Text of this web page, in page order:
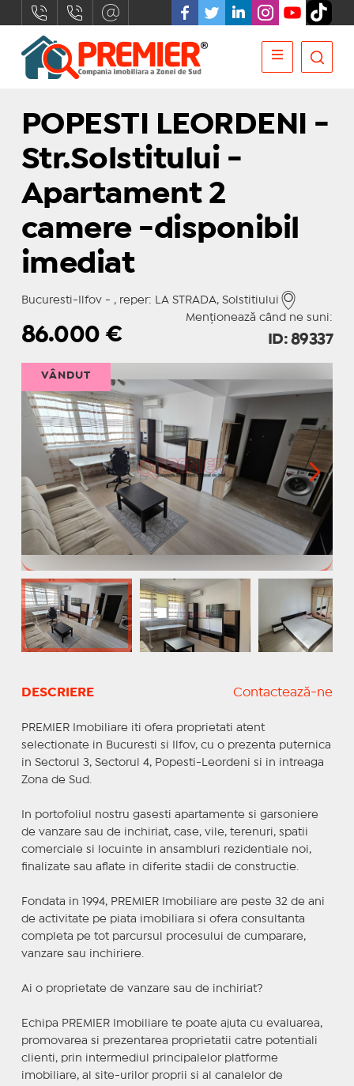
POPESTI LEORDENI -
Str.Solstitului -
Apartament 2
camere -disponibil
imediat
Bucuresti-Ilfov - , reper: LA STRADA, Solstitiului
Menționează când ne suni:
86.000€ ID: 89337
VÂNDUT
DESCRIERE Contactează-ne
PREMIER Imobiliare iti ofera proprietati atent
selectionate in Bucuresti si Ilfov, cu o prezenta puternica
in Sectorul 3, Sectorul 4, Popesti-Leordeni si in intreaga
Zona de Sud.
In portofoliul nostru gasesti apartamente si garsoniere
de vanzare sau de inchiriat, case, vile, terenuri, spatii
comerciale si locuinte in ansambluri rezidentiale noi,
finalizate sau aflate in diferite stadii de constructie.
Fondata in 1994, PREMIER Imobiliare are peste 32 de ani
de activitate pe piata imobiliara si ofera consultanta
completa pe tot parcursul procesului de cumparare,
vanzare sau inchiriere.
Ai o proprietate de vanzare sau de inchiriat?
Echipa PREMIER Imobiliare te poate ajuta cu evaluarea,
promovarea si prezentarea proprietatii catre potentiali
clienti, prin intermediul principalelor platforme
imobiliare, al site-urilor proprii si al canalelor de